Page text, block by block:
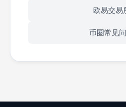
欧易交易
币圈常见